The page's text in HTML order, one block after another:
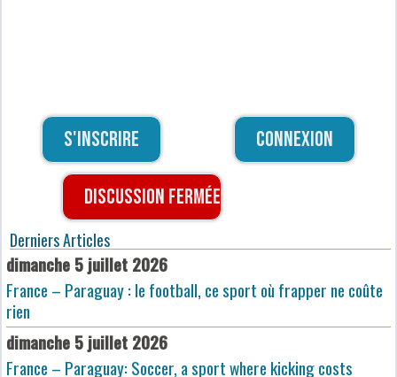
S'inscrire Connexion
Discussion fermée
Derniers Articles
dimanche 5 juillet 2026
France – Paraguay : le football, ce sport où frapper ne coûte
rien
dimanche 5 juillet 2026
France – Paraguay: Soccer, a sport where kicking costs